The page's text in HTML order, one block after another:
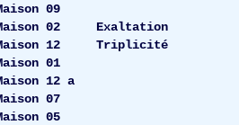
en Maison 09
02 Exaltation
12 Triplicité
01
12 a
07
05